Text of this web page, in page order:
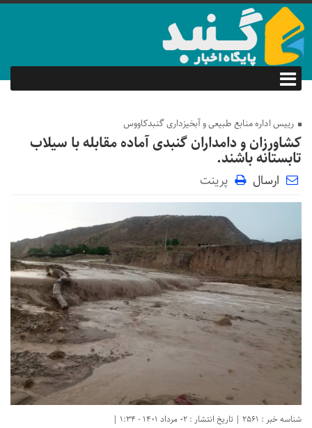
رییس اداره منابع طبیعی و آبخیزداری گنبدکاووس
کشاورزان و دامداران گنبدی آماده مقابله با سیلاب‌
تابستانه باشند.
ارسال پرینت
شناسه خبر : 2561 | تاریخ انتشار : 02 مرداد 1401 - 1:34 |